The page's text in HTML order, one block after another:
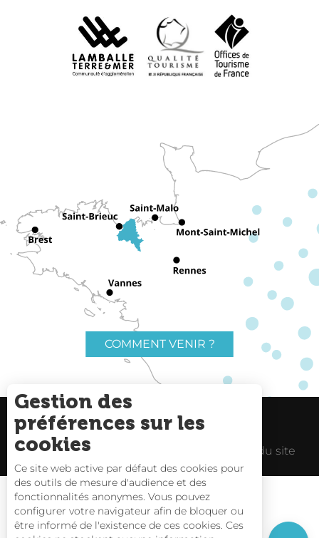
Horaires
COMMENT VENIR ?
Charte du voyageur Liens utiles
Espace Pro Plan du site
Gestion des
préférences sur les
cookies
Ce site web active par défaut des cookies pour
des outils de mesure d'audience et des
fonctionnalités anonymes. Vous pouvez
configurer votre navigateur afin de bloquer ou
être informé de l'existence de ces cookies. Ces